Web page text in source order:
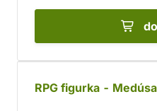
RPG figurka -